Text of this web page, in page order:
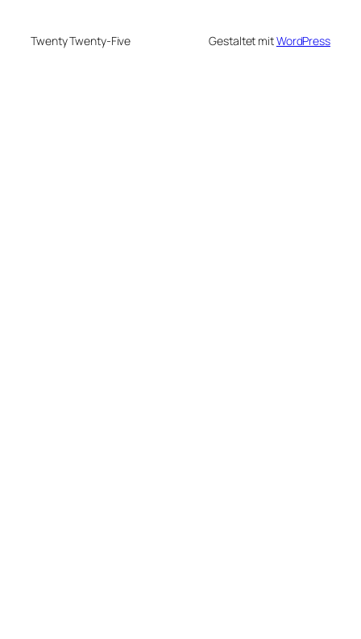
Twenty Twenty-Five Gestaltet mitWordPress